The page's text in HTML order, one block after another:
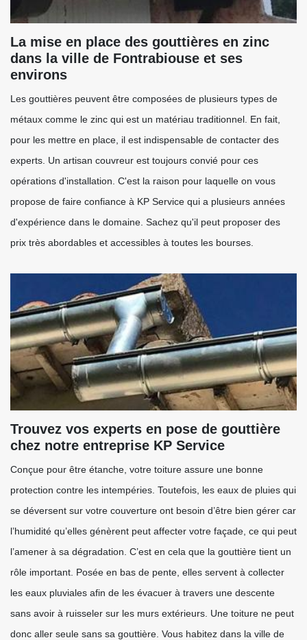
La mise en place des gouttières en zinc
dans la ville de Fontrabiouse et ses
environs
Les gouttières peuvent être composées de plusieurs types de
métaux comme le zinc qui est un matériau traditionnel. En fait,
pour les mettre en place, il est indispensable de contacter des
experts. Un artisan couvreur est toujours convié pour ces
opérations d'installation. C'est la raison pour laquelle on vous
propose de faire confiance à KP Service qui a plusieurs années
d'expérience dans le domaine. Sachez qu'il peut proposer des
prix très abordables et accessibles à toutes les bourses.
Trouvez vos experts en pose de gouttière
chez notre entreprise KP Service
Conçue pour être étanche, votre toiture assure une bonne
protection contre les intempéries. Toutefois, les eaux de pluies qui
se déversent sur votre couverture ont besoin d’être bien gérer car
l’humidité qu’elles génèrent peut affecter votre façade, ce qui peut
l’amener à sa dégradation. C’est en cela que la gouttière tient un
rôle important. Posée en bas de pente, elles servent à collecter
les eaux pluviales afin de les évacuer à travers une descente
sans avoir à ruisseler sur les murs extérieurs. Une toiture ne peut
donc aller seule sans sa gouttière. Vous habitez dans la ville de